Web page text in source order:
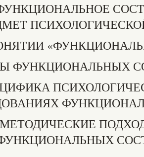
ФУНКЦИОНАЛЬНЫХ